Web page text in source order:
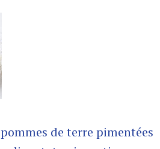
de terre pimentées